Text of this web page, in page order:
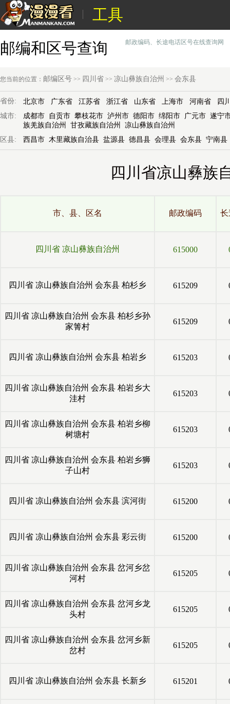
工具
邮编和区号查询
邮政编码、长途电话区号在线查询网
您当前的位置： 邮编区号 >> 四川省 >> 凉山彝族自治州 >> 会东县
省份: 北京市 广东省 江苏省 浙江省 山东省 上海市 河南省
四
城市:
成都市 自贡市 攀枝花市 泸州市 德阳市 绵阳市 广元市 遂宁
族羌族自治州
甘孜藏族自治州
凉山彝族自治州
区县:
西昌市 木里藏族自治县 盐源县 德昌县 会理县 会东县 宁南县
四川省凉山彝族
市、县、区名 邮政编码 长
四川省 凉山彝族自治州 615000
四川省 凉山彝族自治州 会东县 柏杉乡 615209
四川省 凉山彝族自治州 会东县 柏杉乡孙
家箐村
615209
四川省 凉山彝族自治州 会东县 柏岩乡 615203
四川省 凉山彝族自治州 会东县 柏岩乡大
洼村
615203
四川省 凉山彝族自治州 会东县 柏岩乡柳
树塘村
615203
四川省 凉山彝族自治州 会东县 柏岩乡狮
子山村
615203
四川省 凉山彝族自治州 会东县 滨河街 615200
四川省 凉山彝族自治州 会东县 彩云街 615200
四川省 凉山彝族自治州 会东县 岔河乡岔
河村
615205
四川省 凉山彝族自治州 会东县 岔河乡龙
头村
615205
四川省 凉山彝族自治州 会东县 岔河乡新
岔村
615205
四川省 凉山彝族自治州 会东县 长新乡 615201